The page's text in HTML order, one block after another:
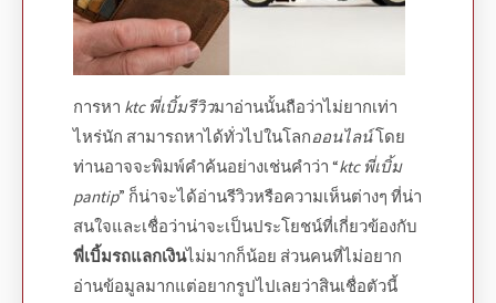
การหา ktc พี่เบิ้มรีวิวมาอ่านนั้นถือว่าไม่ยากเท่า
ไหร่นัก สามารถหาได้ทั่วไปในโลกออนไลน์โดย
ท่านอาจจะพิมพ์คำค้นอย่างเช่นคำว่า “ktc พี่เบิ้ม
pantip” ก็น่าจะได้อ่านรีวิวหรือความเห็นต่างๆ ที่น่า
สนใจและเชื่อว่าน่าจะเป็นประโยชน์ที่เกี่ยวข้องกับ
พี่เบิ้มรถแลกเงินไม่มากก็น้อย ส่วนคนที่ไม่อยาก
อ่านข้อมูลมากแต่อยากรูปไปเลยว่าสินเชื่อตัวนี้